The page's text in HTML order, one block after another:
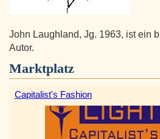
John Laughland, Jg. 1963, ist ein
Autor.
Marktplatz
Capitalist's Fashion